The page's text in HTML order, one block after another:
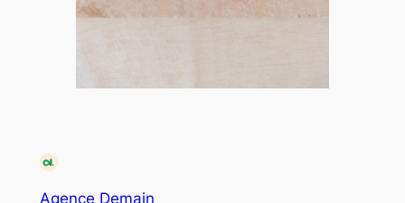
Agence Demain